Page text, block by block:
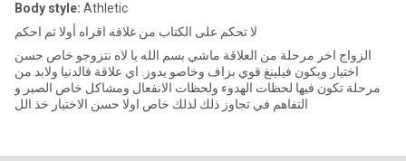
Body style: Athletic
لا تحكم على الكتاب من غلافه اقراه أولا ثم احكم
الزواج اخر مرحلة من العلاقة ماشي بسم الله يا لاه نتزوجو خاص حسن
اختيار ويكون فيلينغ قوي بزاف وخاصو يدوز. اي علاقة فالدنيا ولابد من
مرحلة تكون فيها لحظات الهدوء ولحظات الانفعال ومشاكل خاص الصبر و
التفاهم في تجاوز ذلك لذلك خاص اولا حسن الاختيار خذ الل